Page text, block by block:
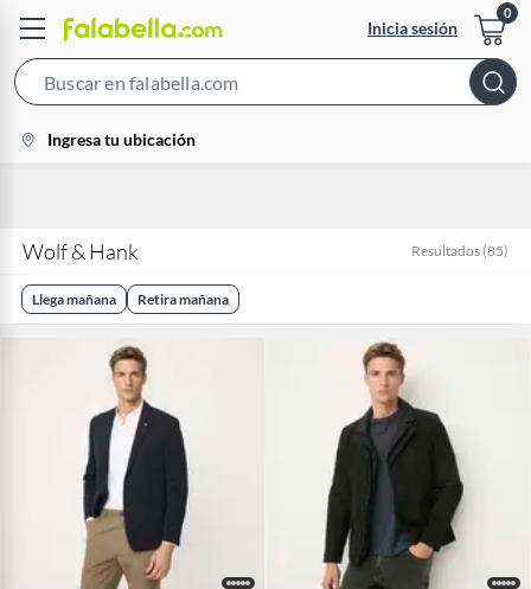
Inicia sesión
Bar
location-
icon
Ingresa tu ubicación
Wolf & Hank Resultados (85)
Llega mañana Retira mañana